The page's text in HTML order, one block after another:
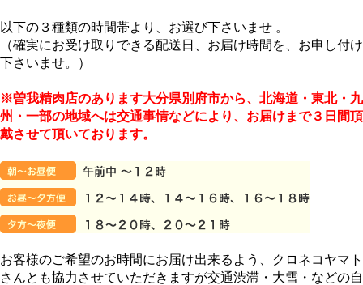
以下の３種類の時間帯より、お選び下さいませ 。
（確実にお受け取りできる配送日、お届け時間を、お申し付け
下さいませ。）
※曽我精肉店のあります大分県別府市から、北海道・東北・九
州・一部の地域へは交通事情などにより、お届けまで３日間頂
戴させて頂いております。
お客様のご希望のお時間にお届け出来るよう、クロネコヤマト
さんとも協力させていただきますが交通渋滞・大雪・などの自